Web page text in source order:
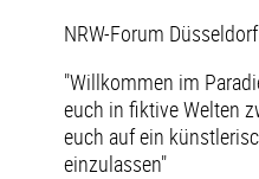
NRW-Forum Düsseldorf
"Willkommen im
euch in fiktive Welten
euch auf ein
einzulassen"